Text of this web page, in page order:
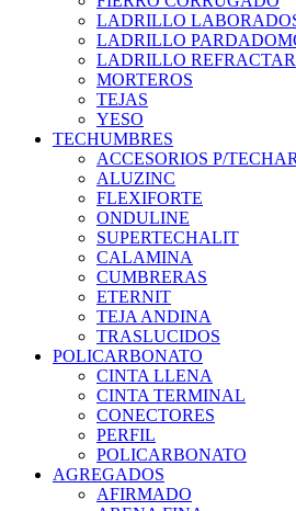
LADRILLO
LADRILLO
LADRILLO
MORTEROS
TEJAS
YESO
TECHUMBRES
ACCESORIOS P/
ALUZINC
FLEXIFORTE
ONDULINE
SUPERTECHALIT
CALAMINA
CUMBRERAS
ETERNIT
TEJA ANDINA
TRASLUCIDOS
POLICARBONATO
CINTA LLENA
CINTA TERMINAL
CONECTORES
PERFIL
POLICARBONATO
AGREGADOS
AFIRMADO